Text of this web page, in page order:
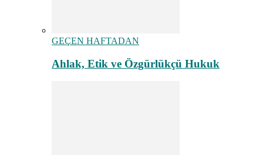
GEÇEN HAFTADAN
Ahlak, Etik ve Özgürlükçü Hukuk